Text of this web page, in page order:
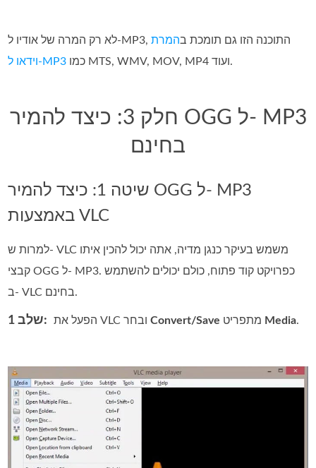
לא רק המרה של אודיו ל‑MP3, התוכנה הזו גם תומכת בהמרת
וידאו ל‑MP3
כמו MTS, ‏WMV, ‏MOV, ‏MP4 ועוד.
חלק 3: כיצד להמיר OGG ל- MP3
בחינם
שיטה 1: כיצד להמיר OGG ל- MP3
באמצעות VLC
למרות ש- VLC משמש בעיקר כנגן מדיה, אתה יכול להכין איתו
קבצי OGG ל- MP3. כפרויקט קוד פתוח, כולם יכולים להשתמש
ב- VLC בחינם.
שלב 1: הפעל את VLC ובחרConvert/Save Media.